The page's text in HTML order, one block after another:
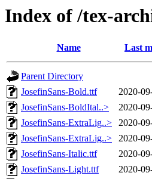
Index of /tex-
Name Last
Parent Directory
JosefinSans-Bold.ttf
2020-
JosefinSans-BoldItal..>
2020-
JosefinSans-ExtraLig..>
2020-
JosefinSans-ExtraLig..>
2020-
JosefinSans-Italic.ttf
2020-
JosefinSans-Light.ttf
2020-